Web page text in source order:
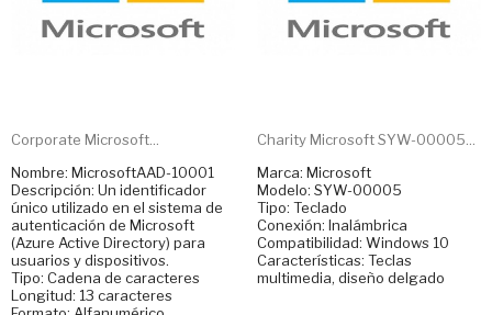
Corporate Microsoft...
Nombre: MicrosoftAAD-10001
Descripción: Un identificador
único utilizado en el sistema de
autenticación de Microsoft
(Azure Active Directory) para
usuarios y dispositivos.
Tipo: Cadena de caracteres
Longitud: 13 caracteres
Charity Microsoft SYW-00005...
Marca: Microsoft
Modelo: SYW-00005
Tipo: Teclado
Conexión: Inalámbrica
Compatibilidad: Windows 10
Características: Teclas
multimedia, diseño delgado